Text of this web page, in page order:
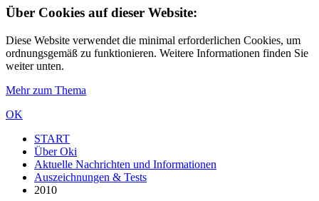
Über Cookies auf dieser Website:
Diese Website verwendet die minimal erforderlichen Cookies, um
ordnungsgemäß zu funktionieren. Weitere Informationen finden Sie
weiter unten.
Mehr zum Thema
OK
START
Über Oki
Aktuelle Nachrichten und Informationen
Auszeichnungen & Tests
2010